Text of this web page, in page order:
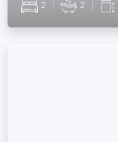
2 | 2 |